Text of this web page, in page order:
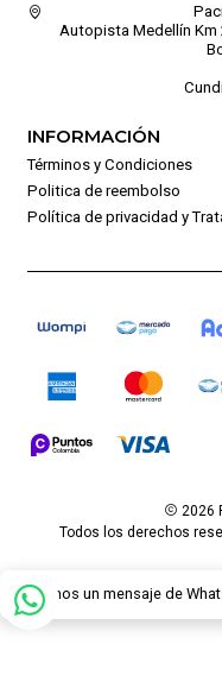
Autopista Medellín Km
INFORMACIÓN
Términos y Condiciones
Politica de reembolso
Política de privacidad y
2026
Todos los derechos
Envíanos un mensaje de